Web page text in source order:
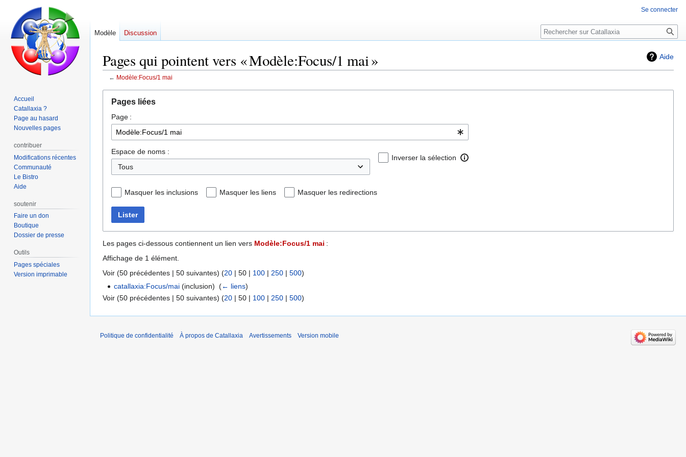
Aide
Pages qui pointent vers « Modèle:Focus/1 mai »
← Modèle:Focus/1 mai
navigation
recherche
Pages liées
Page :
Espace de noms :
Inverser la sélection
Masquer les inclusions Masquer les liens Masquer les redirections
Lister
Les pages ci-dessous contiennent un lien vers Modèle:Focus/1 mai :
Affichage de 1 élément.
Voir (50 précédentes | 50 suivantes) (20 | 50 | 100 | 250 | 500)
catallaxia:Focus/mai (inclusion) ‎(← liens)
Voir (50 précédentes | 50 suivantes) (20 | 50 | 100 | 250 | 500)
Se connecter
Modèle Discussion Rechercher
Accueil
Catallaxia ?
Page au hasard
Nouvelles pages
contribuer
Modifications récentes
Communauté
Le Bistro
Aide
soutenir
Faire un don
Boutique
Dossier de presse
Outils
Pages spéciales
Version imprimable
Politique de confidentialité À propos de Catallaxia Avertissements Version mobile